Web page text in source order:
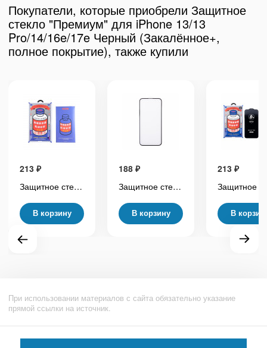
Покупатели, которые приобрели Защитное
стекло "Премиум" для iPhone 13/13
Pro/14/16e/17e Черный (Закалённое+,
полное покрытие), также купили
213 ₽
Защитное стекло Remax Medicine Glass GL-27 для iPhone 13/13 Pro/14/16e/17e Черный
В корзину
188 ₽
Защитное стекло "Премиум" для iPhone 15 Pro Max Черный (Закалённое+, полное покрытие)
В корзину
213 ₽
В
При использовании материалов с сайта обязательно указание
прямой ссылки на источник.